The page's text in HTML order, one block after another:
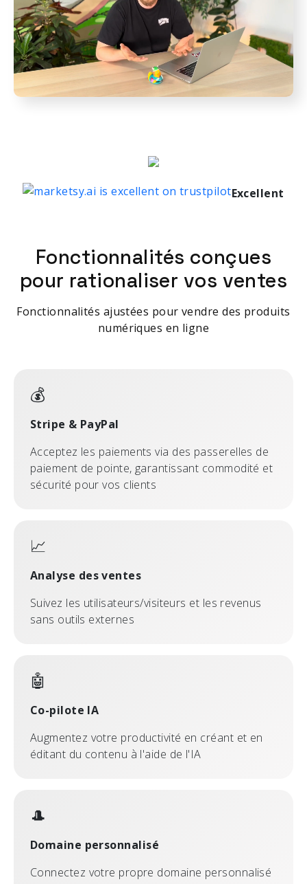
Excellent
Fonctionnalités conçues
pour rationaliser vos ventes
Fonctionnalités ajustées pour vendre des produits
numériques en ligne
💰
Stripe & PayPal
Acceptez les paiements via des passerelles de
paiement de pointe, garantissant commodité et
sécurité pour vos clients
📈
Analyse des ventes
Suivez les utilisateurs/visiteurs et les revenus
sans outils externes
🤖
Co-pilote IA
Augmentez votre productivité en créant et en
éditant du contenu à l'aide de l'IA
🎩
Domaine personnalisé
Connectez votre propre domaine personnalisé